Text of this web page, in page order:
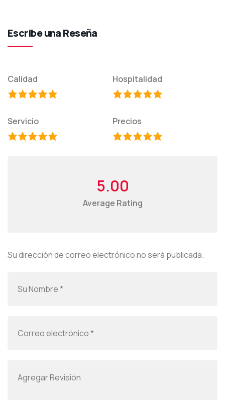
Escribe una Reseña
Calidad Hospitalidad
Servicio Precios
5.00
Average Rating
Su dirección de correo electrónico no será publicada.